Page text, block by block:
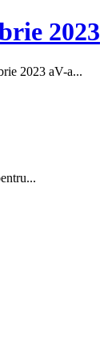
2023
2023 aV-a...